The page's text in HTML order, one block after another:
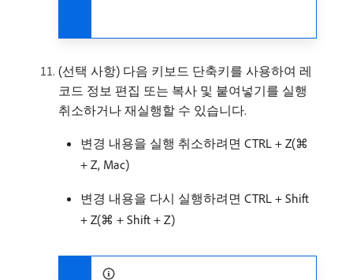
(선택 사항) 다음 키보드 단축키를 사용하여 레
코드 정보 편집 또는 복사 및 붙여넣기를 실행
취소하거나 재실행할 수 있습니다.
변경 내용을 실행 취소하려면 CTRL + Z(⌘
+ Z, Mac)
변경 내용을 다시 실행하려면 CTRL + Shift
+ Z(⌘ + Shift + Z)